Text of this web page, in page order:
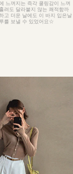
느껴지는 즉각 쿨링감이 느껴
려도 달라붙지 않는 쾌적함까
고 더운 날에도 이 바지 입은날
를 보낼 수 있었어요☆